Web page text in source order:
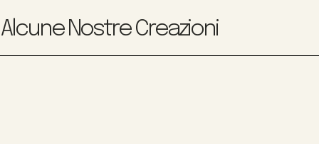
Alcune Nostre Creazioni